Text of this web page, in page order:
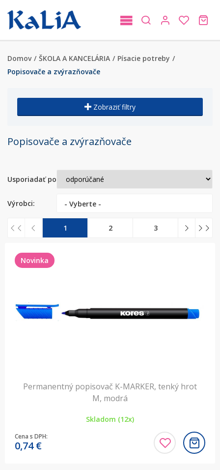
Domov / ŠKOLA A KANCELÁRIA / Písacie potreby /
Popisovače a zvýrazňovače
Popisovače a zvýrazňovače
Usporiadať podľa:
Výrobci: - Vyberte -
1 2 3
Novinka
Permanentný popisovač K-MARKER, tenký hrot
M, modrá
Skladom (12x)
Cena s DPH:
0,74€
Zobraziť filtry